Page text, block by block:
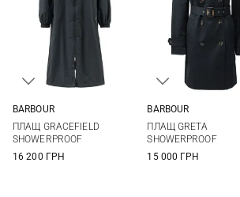
BARBOUR
ПЛАЩ GRACEFIELD
SHOWERPROOF
16 200 ГРН
16
BARBOUR
ПЛАЩ GRETA
SHOWERPROOF
15 000 ГРН